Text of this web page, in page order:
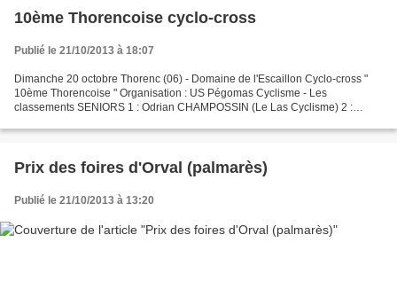
10ème Thorencoise cyclo-cross
Publié le 21/10/2013 à 18:07
Dimanche 20 octobre Thorenc (06) - Domaine de l'Escaillon Cyclo-cross "
10ème Thorencoise " Organisation : US Pégomas Cyclisme - Les
classements SENIORS 1 : Odrian CHAMPOSSIN (Le Las Cyclisme) 2 :
Prix des foires d'Orval (palmarès)
Publié le 21/10/2013 à 13:20